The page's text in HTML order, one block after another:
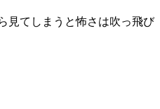
見てしまうと怖さは吹っ飛び